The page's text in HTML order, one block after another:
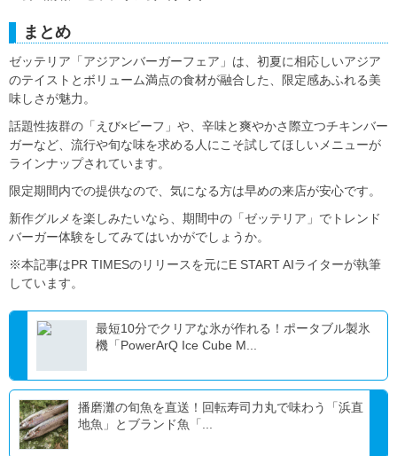
まとめ
ゼッテリア「アジアンバーガーフェア」は、初夏に相応しいアジア
のテイストとボリューム満点の食材が融合した、限定感あふれる美
味しさが魅力。
話題性抜群の「えび×ビーフ」や、辛味と爽やかさ際立つチキンバー
ガーなど、流行や旬な味を求める人にこそ試してほしいメニューが
ラインナップされています。
限定期間内での提供なので、気になる方は早めの来店が安心です。
新作グルメを楽しみたいなら、期間中の「ゼッテリア」でトレンド
バーガー体験をしてみてはいかがでしょうか。
※本記事はPR TIMESのリリースを元にE START AIライターが執筆
しています。
最短10分でクリアな氷が作れる！ポータブル製氷
機「PowerArQ Ice Cube M...
播磨灘の旬魚を直送！回転寿司力丸で味わう「浜直
地魚」とブランド魚「...